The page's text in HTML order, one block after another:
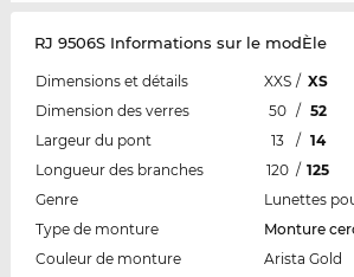
RJ 9506S Informations sur le modÈle
Dimensions et détails XXS / XS
Dimension des verres
50 / 52
Largeur du pont
13 / 14
Longueur des branches
120 / 125
Genre
Lunettes
Type de monture
Monture
Couleur de monture
Arista Gold